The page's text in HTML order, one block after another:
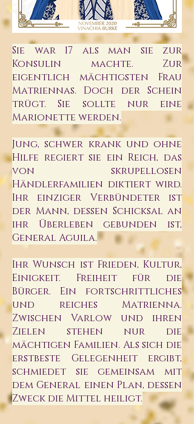
Sie war 17 als man sie zur
Konsulin machte. Zur
eigentlich mächtigsten Frau
Matriennas. Doch der Schein
trügt. Sie sollte nur eine
Marionette werden.
Jung, schwer krank und ohne
Hilfe regiert sie ein Reich, das
von skrupellosen
Händlerfamilien diktiert wird.
Ihr einziger Verbündeter ist
der Mann, dessen Schicksal an
ihr Überleben gebunden ist,
General Aguila.
Ihr Wunsch ist Frieden, Kultur,
Einigkeit. Freiheit für die
Bürger. Ein fortschrittliches
und reiches Matrienna.
Zwischen Varlow und ihren
Zielen stehen nur die
mächtigen Familien. Als sich die
erstbeste Gelegenheit ergibt,
schmiedet sie gemeinsam mit
dem General einen Plan, dessen
Zweck die Mittel heiligt.